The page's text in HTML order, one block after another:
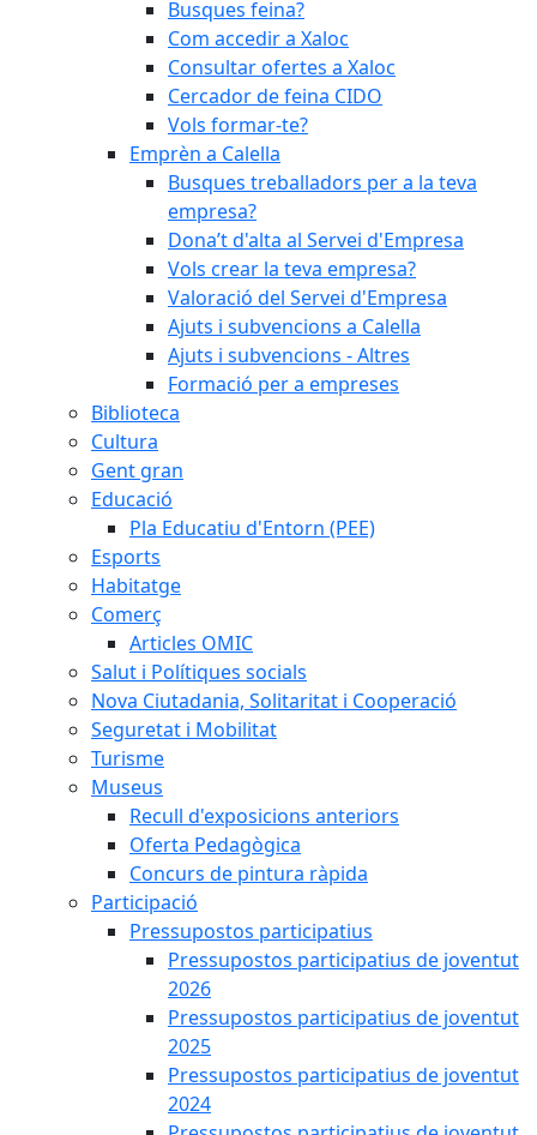
Busques feina?
Com accedir a Xaloc
Consultar ofertes a Xaloc
Cercador de feina CIDO
Vols formar-te?
Emprèn a Calella
Busques treballadors per a la teva
empresa?
Dona’t d'alta al Servei d'Empresa
Vols crear la teva empresa?
Valoració del Servei d'Empresa
Ajuts i subvencions a Calella
Ajuts i subvencions - Altres
Formació per a empreses
Biblioteca
Cultura
Gent gran
Educació
Pla Educatiu d'Entorn (PEE)
Esports
Habitatge
Comerç
Articles OMIC
Salut i Polítiques socials
Nova Ciutadania, Solitaritat i Cooperació
Seguretat i Mobilitat
Turisme
Museus
Recull d'exposicions anteriors
Oferta Pedagògica
Concurs de pintura ràpida
Participació
Pressupostos participatius
Pressupostos participatius de joventut
2026
Pressupostos participatius de joventut
2025
Pressupostos participatius de joventut
2024